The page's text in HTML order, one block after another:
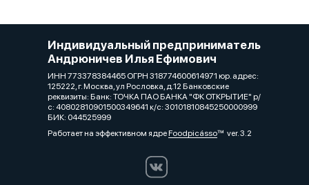
Индивидуальный предприниматель
Андрюничев Илья Ефимович
ИНН 773378384465 ОГРН 318774600614971 юр. адрес:
125222, г. Москва, ул Рословка, д.12 Банковские
реквизиты: Банк: ТОЧКА ПАО БАНКА "ФК ОТКРЫТИЕ" р/
с: 40802810901500349641 к/с: 30101810845250000999
БИК: 044525999
Работает на эффективном ядреFoodpicássover. 3.2